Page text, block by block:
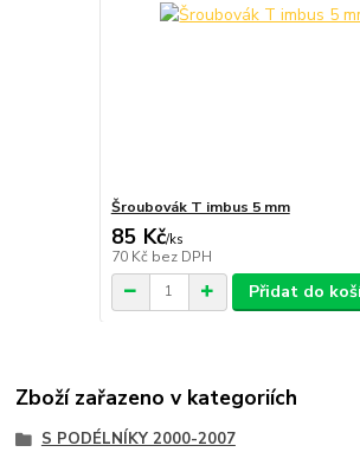
Šroubovák T imbus 5 mm
85 Kč/ks
70 Kč bez DPH
Přidat do
Zboží zařazeno v kategoriích
S PODÉLNÍKY 2000-2007